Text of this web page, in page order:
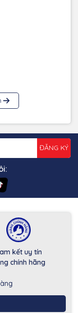
ĐĂNG KÝ
kết uy tín
chính hãng